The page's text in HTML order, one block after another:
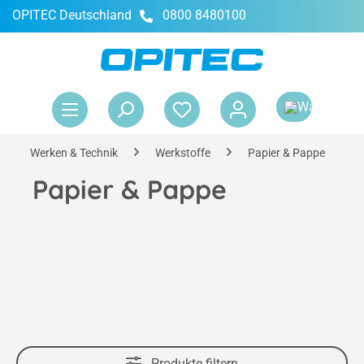
springen
OPITEC Deutschland 0800 8480100
Werken & Technik Werkstoffe Papier & Pappe
Papier & Pappe